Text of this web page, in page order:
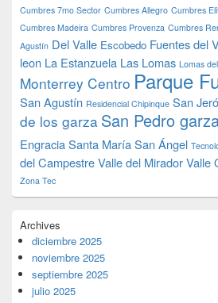
Cumbres 7mo Sector Cumbres Allegro Cumbres
Cumbres Madeira Cumbres Provenza Cumbres
Agustín Del Valle Escobedo Fuentes del
leon La Estanzuela Las Lomas Lomas
Monterrey Centro Parque
San Agustín Residencial Chipinque San
de los garza San Pedro
EngraciaSanta MaríaSan Ángel
del CampestreValle del MiradorValle
Zona Tec
Archives
diciembre 2025
noviembre 2025
septiembre 2025
julio 2025